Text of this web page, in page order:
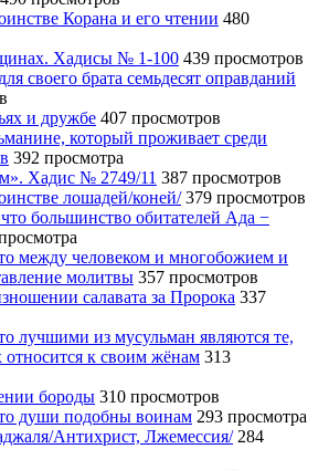
Корана и его чтении 480
Хадисы № 1-100 439 просмотров
своего брата семьдесят оправданий
и дружбе 407 просмотров
который проживает среди
392 просмотра
Хадис № 2749/11 387 просмотров
лошадей/коней/ 379 просмотров
большинство обитателей Ада −
между человеком и многобожием и
молитвы 357 просмотров
салавата за Пророка 337
лучшими из мусульман являются те,
относится к своим жёнам 313
бороды 310 просмотров
души подобны воинам 293 просмотра
Антихрист, Лжемессия/ 284